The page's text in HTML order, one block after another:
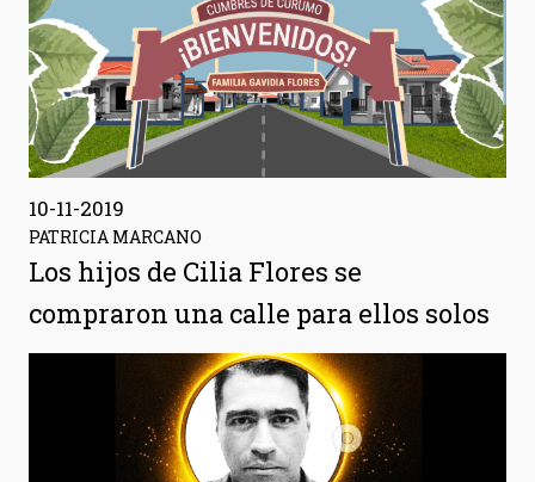
10-11-2019
PATRICIA MARCANO
Los hijos de Cilia Flores se
compraron una calle para ellos solos